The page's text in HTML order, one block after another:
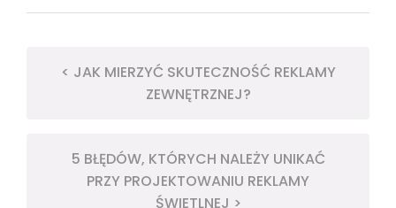
< JAK MIERZYĆ SKUTECZNOŚĆ REKLAMY
ZEWNĘTRZNEJ?
5 BŁĘDÓW, KTÓRYCH NALEŻY UNIKAĆ
PRZY PROJEKTOWANIU REKLAMY
ŚWIETLNEJ >